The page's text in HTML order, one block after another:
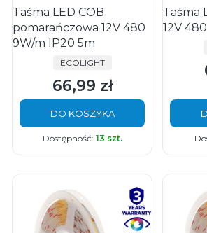
Taśma LED COB
pomarańczowa 12V 480
9W/m IP20 5m
PRODUCENT
ECOLIGHT
Cena
66,99 zł
DO KOSZYKA
Dostępność: 13 szt.
Taśma
12V